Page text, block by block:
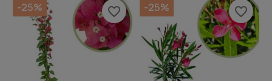
-25% favorite_border -25% favorite_border